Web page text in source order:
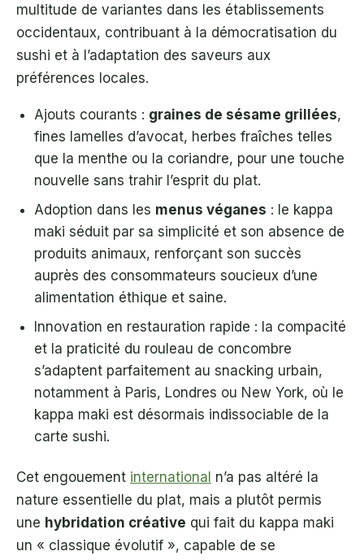
multitude de variantes dans les établissements
occidentaux, contribuant à la démocratisation du
sushi et à l’adaptation des saveurs aux
préférences locales.
Ajouts courants : graines de sésame grillées,
fines lamelles d’avocat, herbes fraîches telles
que la menthe ou la coriandre, pour une touche
nouvelle sans trahir l’esprit du plat.
Adoption dans les menus véganes : le kappa
maki séduit par sa simplicité et son absence de
produits animaux, renforçant son succès
auprès des consommateurs soucieux d’une
alimentation éthique et saine.
Innovation en restauration rapide : la compacité
et la praticité du rouleau de concombre
s’adaptent parfaitement au snacking urbain,
notamment à Paris, Londres ou New York, où le
kappa maki est désormais indissociable de la
carte sushi.
Cet engouement international n’a pas altéré la
nature essentielle du plat, mais a plutôt permis
une hybridation créative qui fait du kappa maki
un « classique évolutif », capable de se